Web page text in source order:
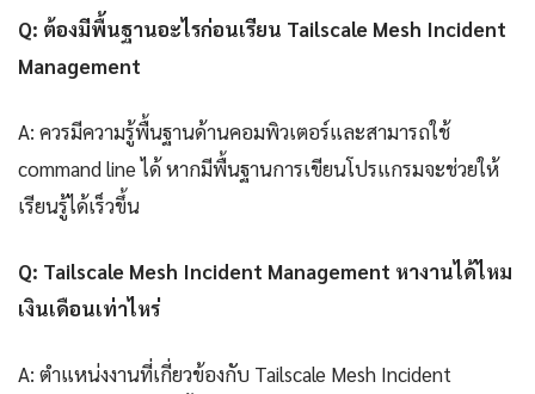
Q: ต้องมีพื้นฐานอะไรก่อนเรียน Tailscale Mesh Incident
Management
A: ควรมีความรู้พื้นฐานด้านคอมพิวเตอร์และสามารถใช้
command line ได้ หากมีพื้นฐานการเขียนโปรแกรมจะช่วยให้
เรียนรู้ได้เร็วขึ้น
Q: Tailscale Mesh Incident Management หางานได้ไหม
เงินเดือนเท่าไหร่
A: ตำแหน่งงานที่เกี่ยวข้องกับ Tailscale Mesh Incident